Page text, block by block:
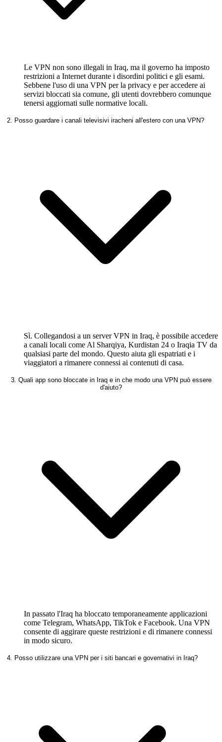
Le VPN non sono illegali in Iraq, ma il governo ha imposto
restrizioni a Internet durante i disordini politici e gli esami.
Sebbene l'uso di una VPN per la privacy e per accedere ai
servizi bloccati sia comune, gli utenti dovrebbero comunque
tenersi aggiornati sulle normative locali.
2. Posso guardare i canali televisivi iracheni all'estero con una VPN?
Sì. Collegandosi a un server VPN in Iraq, è possibile accedere
a canali locali come Al Sharqiya, Kurdistan 24 o Iraqia TV da
qualsiasi parte del mondo. Questo aiuta gli espatriati e i
viaggiatori a rimanere connessi ai contenuti di casa.
3. Quali app sono bloccate in Iraq e in che modo una VPN può essere
d'aiuto?
In passato l'Iraq ha bloccato temporaneamente applicazioni
come Telegram, WhatsApp, TikTok e Facebook. Una VPN
consente di aggirare queste restrizioni e di rimanere connessi
in modo sicuro.
4. Posso utilizzare una VPN per i siti bancari e governativi in Iraq?